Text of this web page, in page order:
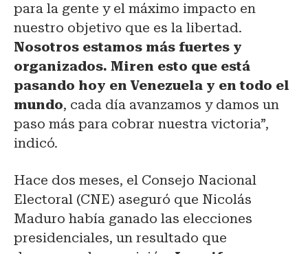
para la gente y el máximo impacto en
nuestro objetivo que es la libertad.
Nosotros estamos más fuertes y
organizados. Miren esto que está
pasando hoy en Venezuela y en todo el
mundo, cada día avanzamos y damos un
paso más para cobrar nuestra victoria”,
indicó.
Hace dos meses, el Consejo Nacional
Electoral (CNE) aseguró que Nicolás
Maduro había ganado las elecciones
presidenciales, un resultado que